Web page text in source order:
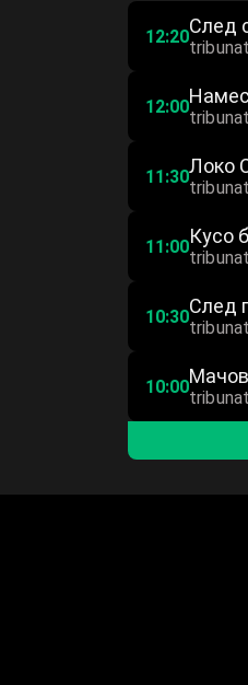
12:20След
12:00
11:30Локо
11:00Кусо
10:30След
10:00